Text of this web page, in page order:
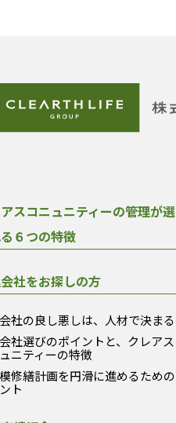
スコニュニティーの管理が選
６つの特徴
社をお探しの方
社の良し悪しは、人材で決まる
社選びのポイントと、クレアス
ニティーの特徴
修繕計画を円滑に進めるための
ト